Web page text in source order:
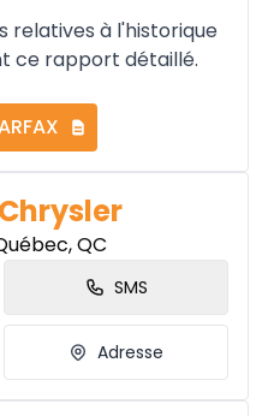
relatives à l'historique
ce rapport détaillé.
QC
SMS
Adresse